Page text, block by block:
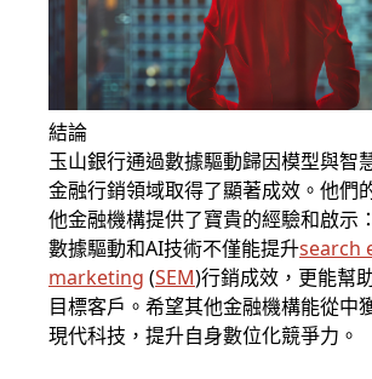
結論
玉山銀行通過數據驅動歸因模型與智
金融行銷領域取得了顯著成效。他們
他金融機構提供了寶貴的經驗和啟示
數據驅動和AI技術不僅能提升search
marketing (SEM)行銷成效，更能幫
目標客戶。希望其他金融機構能從中
現代科技，提升自身數位化競爭力。